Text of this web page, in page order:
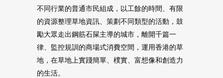
不同行業的普通市民組成，以工餘的時間、有限
的資源整理草地資訊、策劃不同類型的活動，鼓
勵大眾走出鋼筋石屎主導的城市，離開千篇一
律、監控規訓的商場式消費空間，運用香港的草
地，在草地上實踐簡單、樸實、富想像和創造力
的生活。